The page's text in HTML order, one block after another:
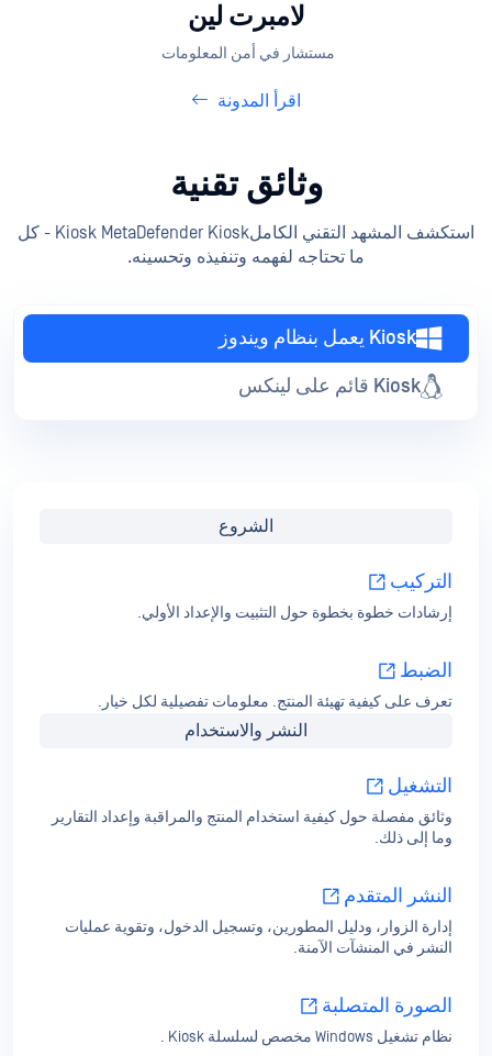
لامبرت لين
مستشار في أمن المعلومات
اقرأ المدونة
وثائق تقنية
استكشف المشهد التقني الكاملKiosk MetaDefender Kiosk - كل
ما تحتاجه لفهمه وتنفيذه وتحسينه.
Kiosk يعمل بنظام ويندوز
Kiosk قائم على لينكس
الشروع
التركيب
إرشادات خطوة بخطوة حول التثبيت والإعداد الأولي.
الضبط
تعرف على كيفية تهيئة المنتج. معلومات تفصيلية لكل خيار.
النشر والاستخدام
التشغيل
وثائق مفصلة حول كيفية استخدام المنتج والمراقبة وإعداد التقارير
وما إلى ذلك.
النشر المتقدم
إدارة الزوار، ودليل المطورين، وتسجيل الدخول، وتقوية عمليات
النشر في المنشآت الآمنة.
الصورة المتصلبة
نظام تشغيل Windows مخصص لسلسلة Kiosk .